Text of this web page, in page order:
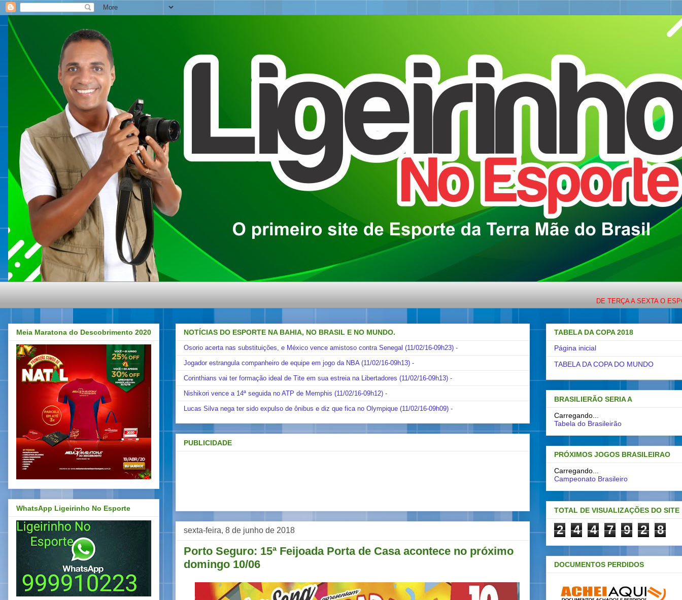
DE TERÇA A SEXTA O ESPORTE
NOTÍCIAS DO ESPORTE NA BAHIA, NO BRASIL E NO MUNDO.
Osorio acerta nas substituições, e México vence amistoso contra Senegal (11/02/16-09h23) -
Jogador estrangula companheiro de equipe em jogo da NBA (11/02/16-09h13) -
Corinthians vai ter formação ideal de Tite em sua estreia na Libertadores (11/02/16-09h13) -
Nishikori vence a 14ª seguida no ATP de Memphis (11/02/16-09h12) -
Lucas Silva nega ter sido expulso de ônibus e diz que fica no Olympique (11/02/16-09h09) -
PUBLICIDADE
sexta-feira, 8 de junho de 2018
Porto Seguro: 15ª Feijoada Porta de Casa acontece no próximo
domingo 10/06
Meia Maratona do Descobrimento 2020
WhatsApp Ligeirinho No Esporte
TABELA DA COPA 2018
Página inicial
TABELA DA COPA DO MUNDO
BRASILIERÃO SERIA A
Carregando...
Tabela do Brasileirão
PRÓXIMOS JOGOS BRASILEIRAO
Carregando...
Campeonato Brasileiro
TOTAL DE VISUALIZAÇÕES DO SITE
2 4 4 7 9 2 8
DOCUMENTOS PERDIDOS